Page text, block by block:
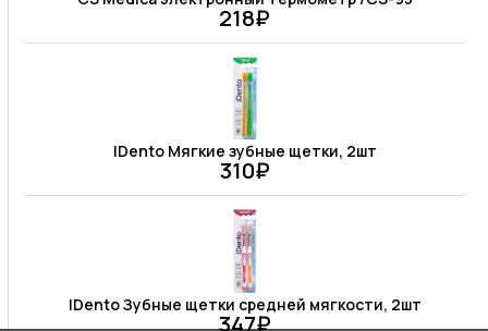
218₽
IDento Мягкие зубные щетки, 2шт
310₽
IDento Зубные щетки средней мягкости, 2шт
347₽